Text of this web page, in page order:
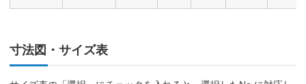
寸法図・サイズ表